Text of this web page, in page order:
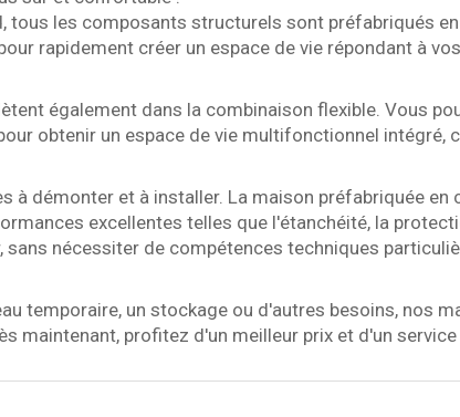
les composants structurels sont préfabriqués
rapidement créer un espace de vie répondant à
également dans la combinaison flexible. Vous
obtenir un espace de vie multifonctionnel intégré,
à démonter et à installer. La maison préfabriquée
excellentes telles que l'étanchéité, la
nécessiter de compétences techniques
temporaire, un stockage ou d'autres besoins, nos
maintenant, profitez d'un meilleur prix et d'un